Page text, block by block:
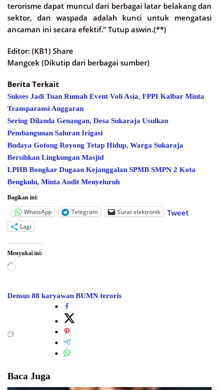
terorisme dapat muncul dari berbagai latar belakang dan
sektor, dan waspada adalah kunci untuk mengatasi
ancaman ini secara efektif.” Tutup aswin.(**)
Editor: (KB1) Share
Mangcek (Dikutip dari berbagai sumber)
Berita Terkait
Sukses Jadi Tuan Rumah Event Voli Asia, FPPI Kalbar Minta
Transparansi Anggaran
Sering Dilanda Genangan, Desa Sukaraja Usulkan
Pembangunan Saluran Irigasi
Budaya Gotong Royong Tetap Hidup, Warga Sukaraja
Bersihkan Lingkungan Masjid
LPHB Bongkar Dugaan Kejanggalan SPMB SMPN 2 Kota
Bengkulu, Minta Audit Menyeluruh
Bagikan ini:
WhatsApp Telegram Surat elektronik Tweet
Lagi
Menyukai ini:
Memuat...
Densus 88 karyawan BUMN teroris
Baca Juga